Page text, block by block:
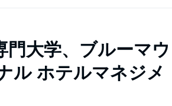
大学、ブルーマウ
ル ホテルマネジメ